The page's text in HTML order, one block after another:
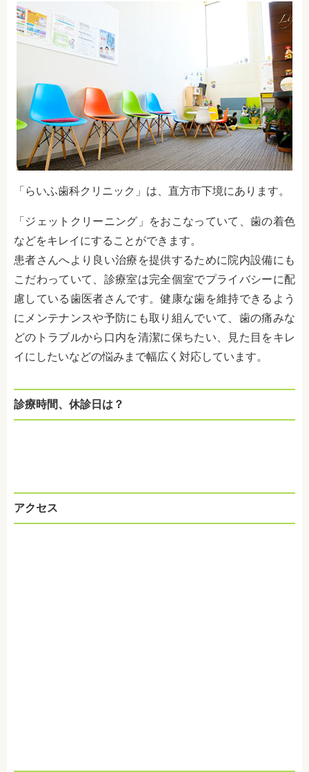
「らいふ歯科クリニック」は、直方市下境にあります。
「ジェットクリーニング」をおこなっていて、歯の着色
などをキレイにすることができます。
患者さんへより良い治療を提供するために院内設備にも
こだわっていて、診療室は完全個室でプライバシーに配
慮している歯医者さんです。健康な歯を維持できるよう
にメンテナンスや予防にも取り組んでいて、歯の痛みな
どのトラブルから口内を清潔に保ちたい、見た目をキレ
イにしたいなどの悩みまで幅広く対応しています。
診療時間、休診日は？
アクセス